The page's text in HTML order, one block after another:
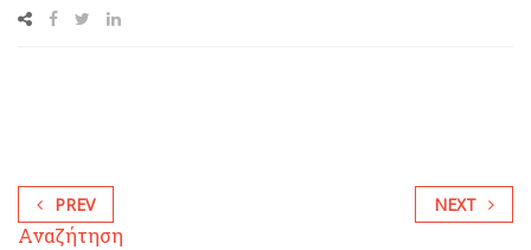
PREV NEXT
Αναζήτηση